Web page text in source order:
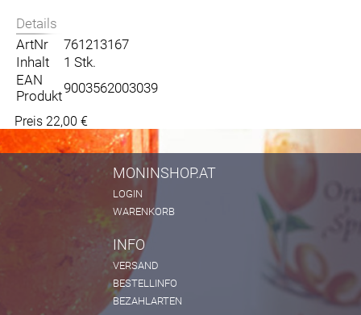
Details
ArtNr
761213167
Inhalt
1 Stk.
EAN
Produkt9003562003039
Preis 22,00 €
MONINSHOP.AT
LOGIN
WARENKORB
INFO
VERSAND
BESTELLINFO
BEZAHLARTEN